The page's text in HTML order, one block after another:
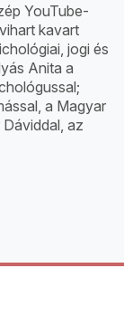
YouTube-
kavart
jogi és
Anita a
a Magyar
az